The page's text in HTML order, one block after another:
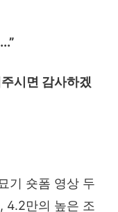
...”
시면 감사하겠
기 숏폼 영상 두
, 4.2만의 높은 조